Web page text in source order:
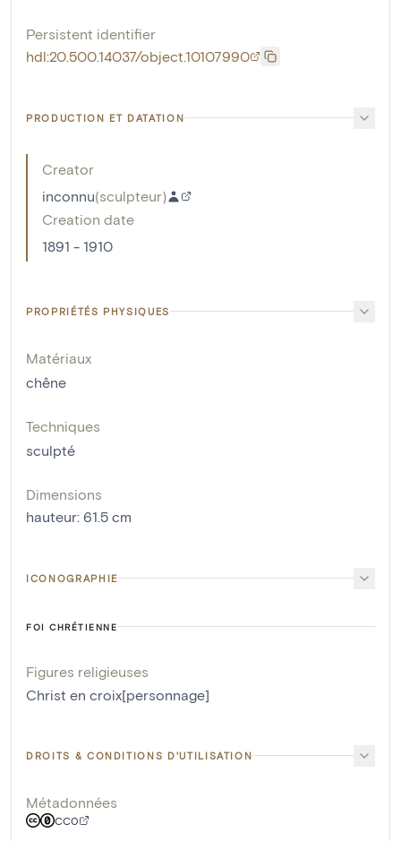
Persistent identifier
hdl:20.500.14037/object.10107990
PRODUCTION ET DATATION
Creator
inconnu(sculpteur)
Creation date
1891 - 1910
PROPRIÉTÉS PHYSIQUES
Matériaux
chêne
Techniques
sculpté
Dimensions
hauteur: 61.5 cm
ICONOGRAPHIE
FOI CHRÉTIENNE
Figures religieuses
Christ en croix[personnage]
DROITS & CONDITIONS D'UTILISATION
Métadonnées
CC0